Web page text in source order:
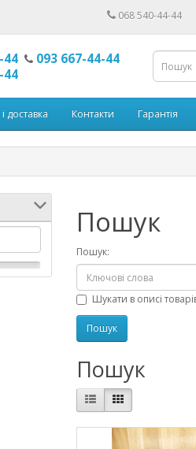
068 540-44-44
44
093 667-44-44
44
доставка Контакти Гарантія
Пошук
Пошук:
Шукати в описі
Пошук